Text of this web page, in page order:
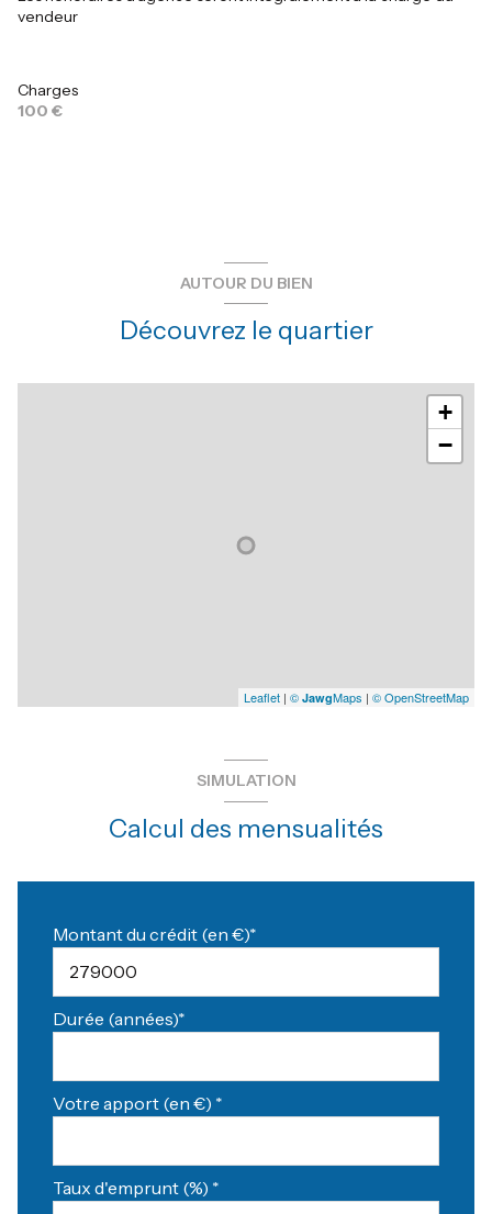
vendeur
Charges
100 €
AUTOUR DU BIEN
Découvrez le quartier
+
−
Leaflet | © JawgMaps | © OpenStreetMap
SIMULATION
Calcul des mensualités
Montant du crédit (en €)*
Durée (années)*
Votre apport (en €) *
Taux d'emprunt (%) *